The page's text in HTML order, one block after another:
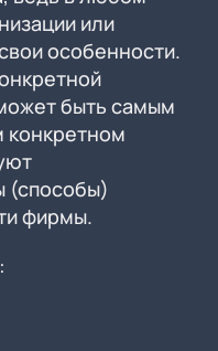
или
особенности.
быть самым
конкретном
(способы)
фирмы.
: